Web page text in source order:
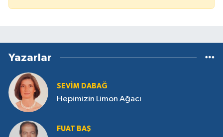
Yazarlar
SEVIM DABAĞ
Hepimizin Limon Ağacı
FUAT BAŞ